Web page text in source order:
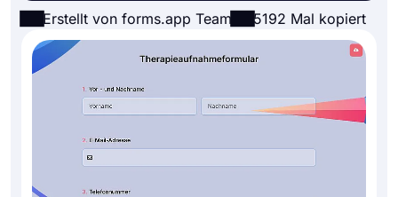
Erstellt von forms.app Team 5192 Mal kopiert